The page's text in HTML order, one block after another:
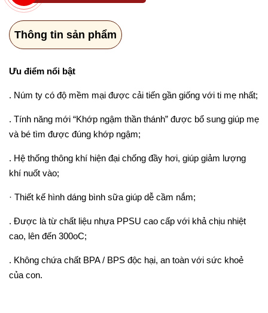
Thông tin sản phẩm
Ưu điểm nổi bật
. Núm ty có độ mềm mại được cải tiến gần giống với ti mẹ nhất;
. Tính năng mới “Khớp ngậm thần thánh” được bổ sung giúp mẹ
và bé tìm được đúng khớp ngậm;
. Hệ thống thông khí hiện đại chống đầy hơi, giúp giảm lượng
khí nuốt vào;
· Thiết kế hình dáng bình sữa giúp dễ cầm nắm;
. Được là từ chất liệu nhựa PPSU cao cấp với khả chịu nhiệt
cao, lên đến 300oC;
. Không chứa chất BPA / BPS độc hại, an toàn với sức khoẻ
của con.